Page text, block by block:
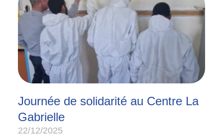
Journée de solidarité au Centre La
Gabrielle
22/12/2025